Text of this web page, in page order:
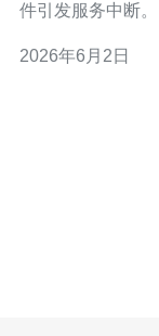
件引发服务中断。 2. 精华：材料标准化+本地代理是通过
术替换要做“双保
2026年6月2日